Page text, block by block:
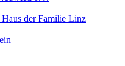
der Familie Linz